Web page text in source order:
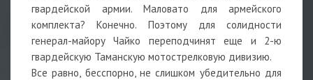
гвардейской армии. Маловато для армейского
комплекта? Конечно. Поэтому для солидности
генерал-майору Чайко переподчинят еще и 2-ю
гвардейскую Таманскую мотострелковую дивизию.
Все равно, бесспорно, не слишком убедительно для